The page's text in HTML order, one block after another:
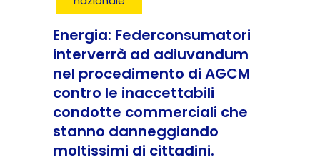
Energia: Federconsumatori
interverrà ad adiuvandum
nel procedimento di AGCM
contro le inaccettabili
condotte commerciali che
stanno danneggiando
moltissimi di cittadini.